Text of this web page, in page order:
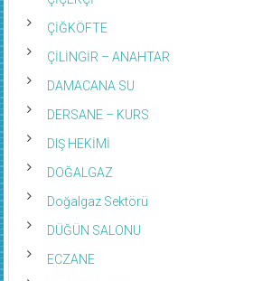
ÇİĞKÖFTE
ÇİLİNGİR – ANAHTAR
DAMACANA SU
DERSANE – KURS
DIŞ HEKİMİ
DOĞALGAZ
Doğalgaz Sektörü
DÜĞÜN SALONU
ECZANE